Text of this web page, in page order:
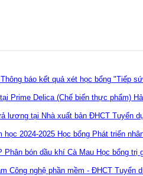
Thông báo kết quả xét học bổng "Tiếp
Tuyển
Học bổng Phát triển
Học bổng trị
Tuyển